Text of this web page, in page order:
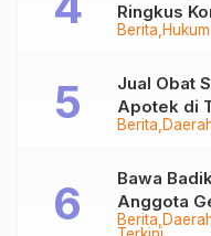
Berita
Ringkus
Tungkal
Berita
Jual Obat
Apotek di
Berita
Bawa
Anggota
Diringkus